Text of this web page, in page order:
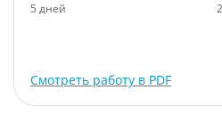
5 дней
Смотреть работу в PDF